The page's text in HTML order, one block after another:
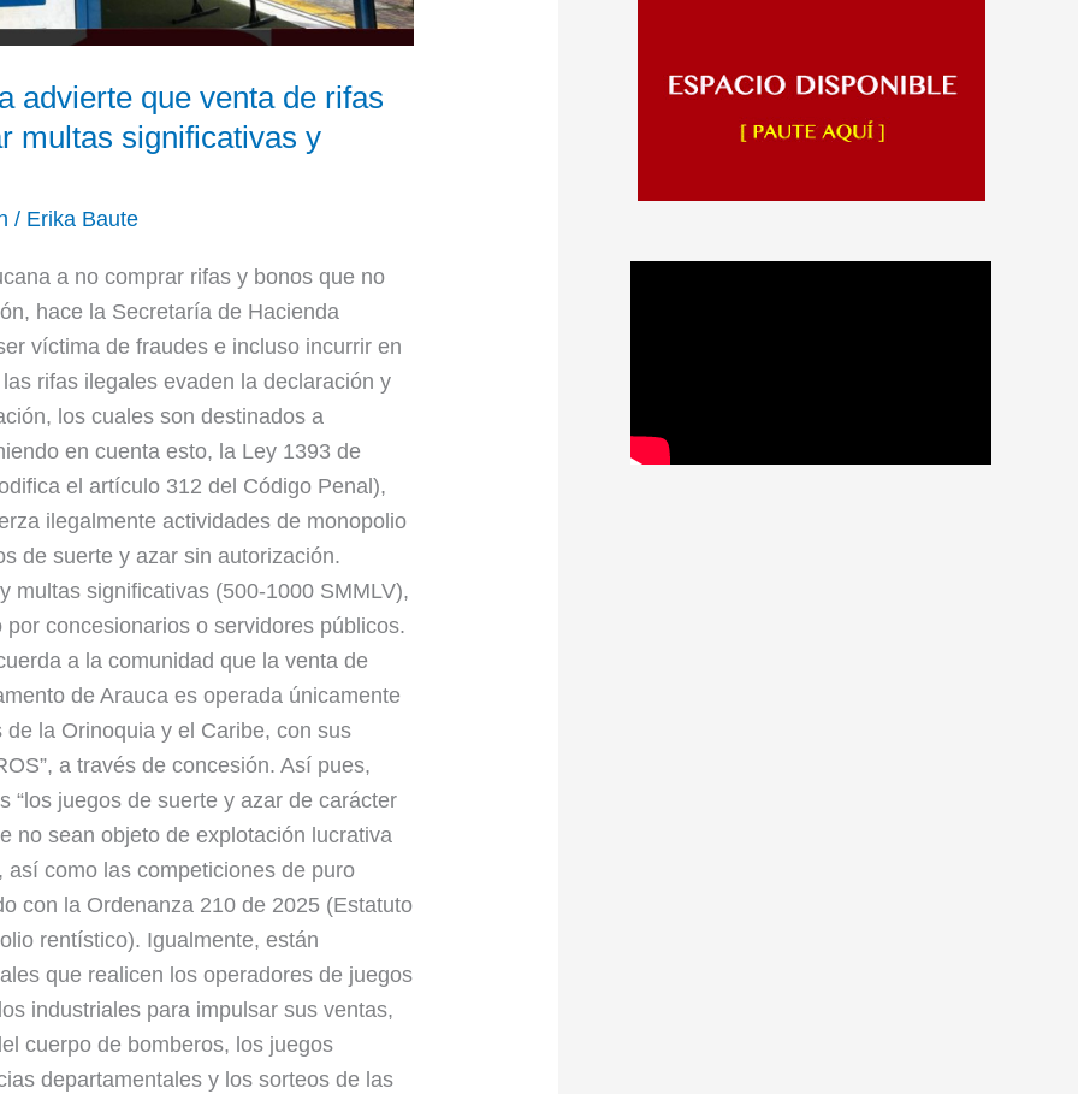
advierte que venta de rifas
multas significativas y
/ Erika Baute
a no comprar rifas y bonos que no
hace la Secretaría de Hacienda
víctima de fraudes e incluso incurrir en
rifas ilegales evaden la declaración y
los cuales son destinados a
en cuenta esto, la Ley 1393 de
el artículo 312 del Código Penal),
ilegalmente actividades de monopolio
de suerte y azar sin autorización.
multas significativas (500-1000 SMMLV),
concesionarios o servidores públicos.
a la comunidad que la venta de
de Arauca es operada únicamente
la Orinoquia y el Caribe, con sus
a través de concesión. Así pues,
“los juegos de suerte y azar de carácter
no sean objeto de explotación lucrativa
como las competiciones de puro
con la Ordenanza 210 de 2025 (Estatuto
rentístico). Igualmente, están
que realicen los operadores de juegos
industriales para impulsar sus ventas,
cuerpo de bomberos, los juegos
departamentales y los sorteos de las